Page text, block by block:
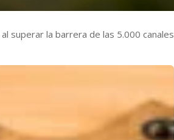
superar la barrera de las 5.000 canales